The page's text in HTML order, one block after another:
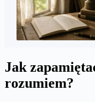
Jak
rozumiem?